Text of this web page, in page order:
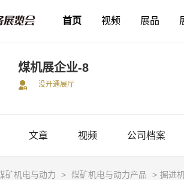
首页 视频 展品
煤机展企业-8
没开通展厅
文章 视频 公司档案
矿机电与动力 > 煤矿机电与动力产品 > 掘进